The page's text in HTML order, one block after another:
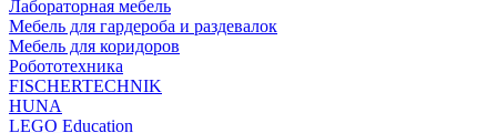
Лабораторная мебель
Мебель для гардероба и раздевалок
Мебель для коридоров
Робототехника
FISCHERTECHNIK
HUNA
LEGO Education